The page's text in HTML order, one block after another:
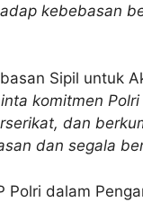
kebebasan
Sipil untuk
komitmen
dan
dan segala
Polri dalam